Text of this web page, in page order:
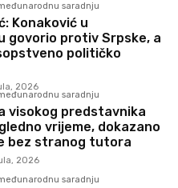
saradnju
Konaković u
govorio protiv Srpske, a
političko
2026
saradnju
visokog predstavnika
vrijeme, dokazano
bez stranog tutora
2026
saradnju